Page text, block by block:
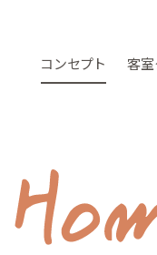
コンセプト 客